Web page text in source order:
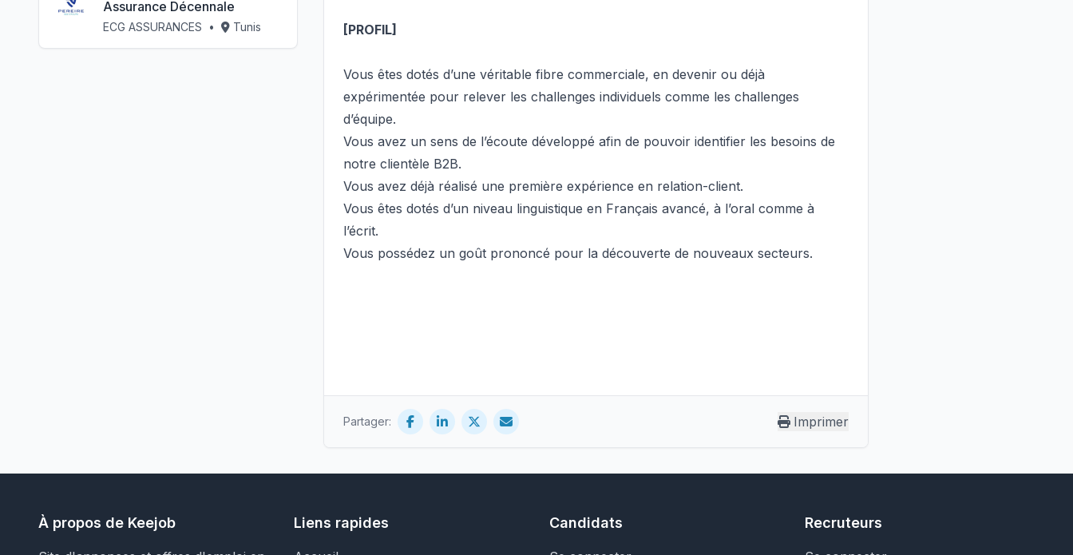
Assurance Décennale
ECG ASSURANCES • Tunis [PROFIL]
Vous êtes dotés d’une véritable fibre commerciale, en devenir ou déjà
expérimentée pour relever les challenges individuels comme les challenges
d’équipe.
Vous avez un sens de l’écoute développé afin de pouvoir identifier les besoins de
notre clientèle B2B.
Vous avez déjà réalisé une première expérience en relation-client.
Vous êtes dotés d’un niveau linguistique en Français avancé, à l’oral comme à
l’écrit.
Vous possédez un goût prononcé pour la découverte de nouveaux secteurs.
Partager: Imprimer
À propos de Keejob Liens rapides Candidats Recruteurs